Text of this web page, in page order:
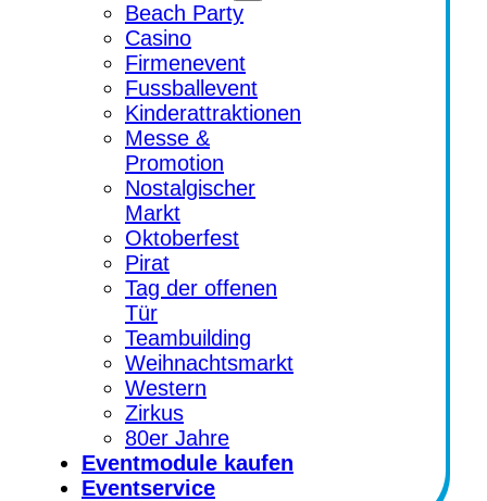
Beach Party
Casino
Firmenevent
Fussballevent
Kinderattraktionen
Messe &
Promotion
Nostalgischer
Markt
Oktoberfest
Pirat
Tag der offenen
Tür
Teambuilding
Weihnachtsmarkt
Western
Zirkus
80er Jahre
Eventmodule kaufen
Eventservice